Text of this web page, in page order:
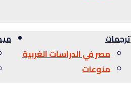
ترجمات
مصر في الدراسات الغربية
منوعات